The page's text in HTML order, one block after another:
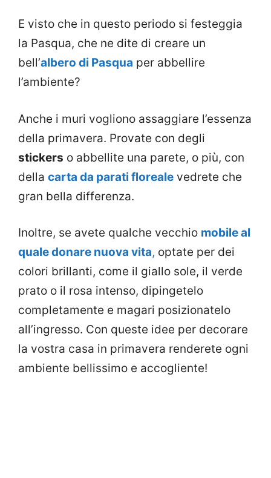
E visto che in questo periodo si festeggia
la Pasqua, che ne dite di creare un
bell’albero di Pasqua per abbellire
l’ambiente?
Anche i muri vogliono assaggiare l’essenza
della primavera. Provate con degli
stickers o abbellite una parete, o più, con
della carta da parati floreale vedrete che
gran bella differenza.
Inoltre, se avete qualche vecchio mobile al
quale donare nuova vita, optate per dei
colori brillanti, come il giallo sole, il verde
prato o il rosa intenso, dipingetelo
completamente e magari posizionatelo
all’ingresso. Con queste idee per decorare
la vostra casa in primavera renderete ogni
ambiente bellissimo e accogliente!